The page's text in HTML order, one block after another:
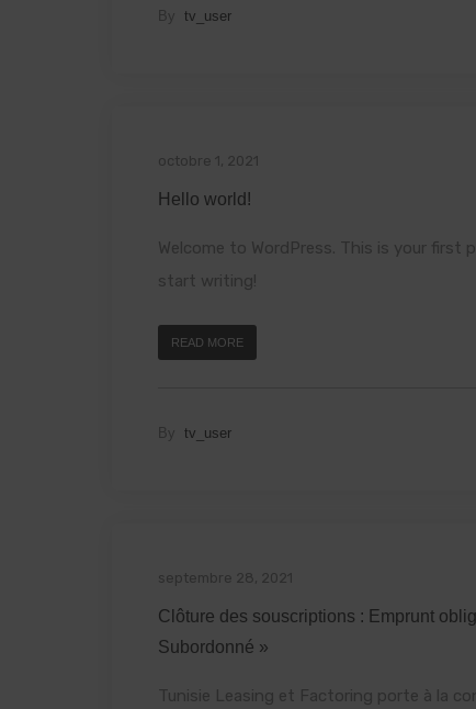
By tv_user
octobre 1, 2021
Hello world!
Welcome to WordPress. This is your first
start writing!
READ MORE
By tv_user
septembre 28, 2021
Clôture des souscriptions : Emprunt
Subordonné »
Tunisie Leasing et Factoring porte à la